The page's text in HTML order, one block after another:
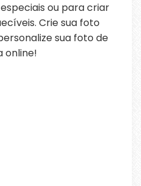
ou para criar
Crie sua foto
sua foto de
online!